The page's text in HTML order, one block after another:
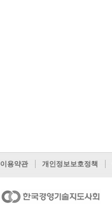
이용약관 개인정보보호정책